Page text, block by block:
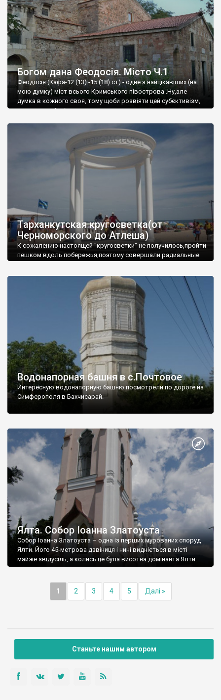
Богом дана Феодосія. Місто Ч.1
Феодосія (Кафа-12 (13) -15 (18) ст) - одне з найцікавіших (на
мою думку) міст всього Кримського півострова .Ну,але
думка в кожного своя, тому щоби розвіяти цей субєктивізм,
запрошую відвідати це
Тарханкутская кругосветка(от
Черноморского до Атлеша)
К сожалению настоящей "кругосветки" не получилось,пройти
пешком вдоль побережья,поэтому совершали радиальные
Водонапорная башня в с.Почтовое
Интересную водонапорную башню посмотрели по дороге из
Симферополя в Бахчисарай.
Ялта. Собор Іоанна Златоуста
Собор Іоанна Златоуста – одна із перших мурованих споруд
Ялти. Його 45-метрова дзвіниця і нині видніється в місті
майже звідусіль, а колись це була висотна домінанта Ялти.
1 2 3 4 5 Далі »
Станьте нашим автором